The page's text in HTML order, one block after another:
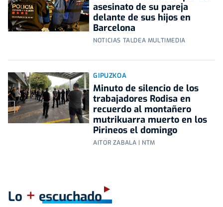
asesinato de su pareja
delante de sus hijos en
Barcelona
NOTICIAS TALDEA MULTIMEDIA
GIPUZKOA
Minuto de silencio de los
trabajadores Rodisa en
recuerdo al montañero
mutrikuarra muerto en los
Pirineos el domingo
AITOR ZABALA | NTM
Lo + escuchado